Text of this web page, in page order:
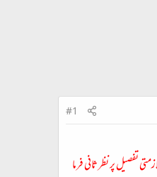
#1
تفصیل پر نظر ثانی فرما